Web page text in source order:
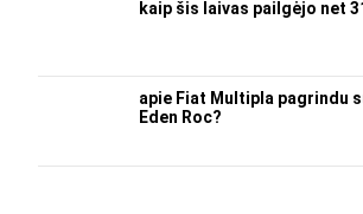
kaip šis laivas pailgėjo net
apie Fiat Multipla pagrindu
Eden Roc?